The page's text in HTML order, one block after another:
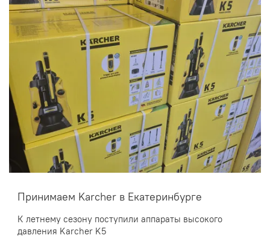
Принимаем Karcher в Екатеринбурге
К летнему сезону поступили аппараты высокого
давления Karcher K5